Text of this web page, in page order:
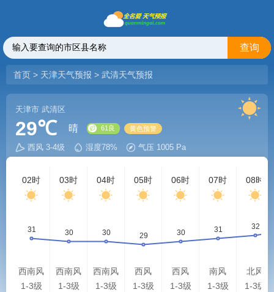
查询
首页 > 天津天气预报 > 武清天气预报
天津市 武清区
29℃ 晴
西风 3-4级 湿度78% 气压 1005 Pa
02时
西南风
1-3级
03时
西南风
1-3级
04时
西南风
1-3级
05时
西风
1-3级
06时
西风
1-3级
07时
南风
1-3级
08时
北风
1-3级